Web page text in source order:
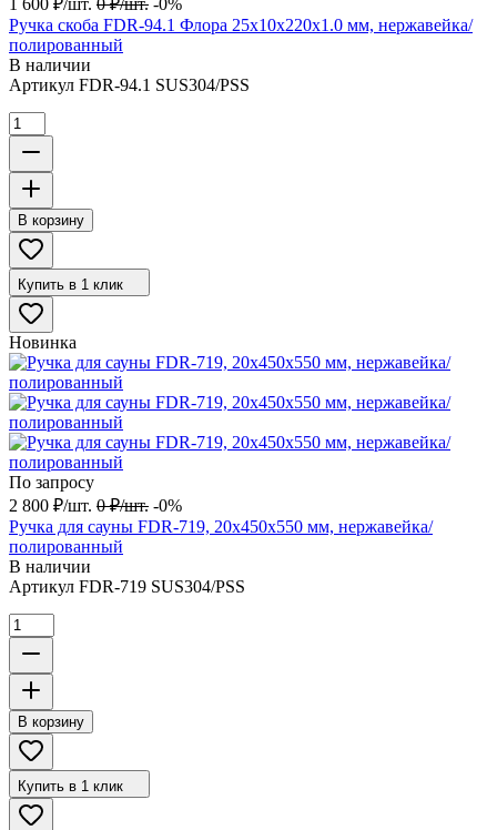
Ручка скоба FDR-94.1 Флора 25х10х220х1.0 мм, нержавейка/
полированный
В наличии
Артикул FDR-94.1 SUS304/PSS
В корзину
Купить в 1 клик
Новинка
По запросу
2 800 ₽/шт. 0 ₽/шт. -0%
Ручка для сауны FDR-719, 20х450х550 мм, нержавейка/
полированный
В наличии
Артикул FDR-719 SUS304/PSS
В корзину
Купить в 1 клик